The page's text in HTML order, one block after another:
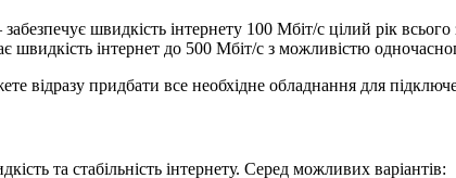
швидкість інтернету 100 Мбіт/с цілий рік
швидкість інтернет до 500 Мбіт/с з можливістю
відразу придбати все необхідне обладнання для
та стабільність інтернету. Серед можливих варіантів: